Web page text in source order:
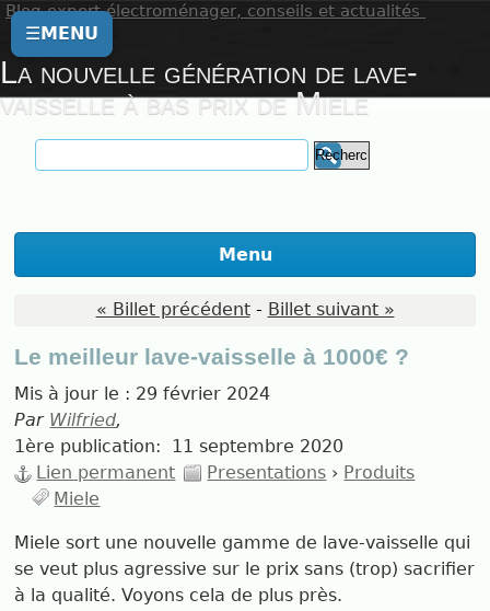
Blog expert électroménager, conseils et actualités
La nouvelle génération de lave-
vaisselle à bas prix de Miele
☰MENU
Menu
« Billet précédent - Billet suivant »
Le meilleur lave-vaisselle à 1000€ ?
Mis à jour le : 29 février 2024
Par Wilfried,
1ère publication: 11 septembre 2020
Lien permanent
Presentations › Produits
Miele
Miele sort une nouvelle gamme de lave-vaisselle qui
se veut plus agressive sur le prix sans (trop) sacrifier
à la qualité. Voyons cela de plus près.